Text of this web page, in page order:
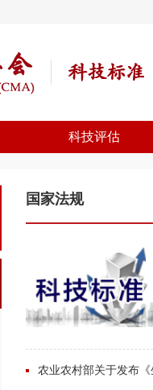
科技评估
国家法规
农业农村部关于发布